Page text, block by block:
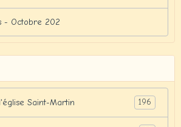
- Octobre 202
Saint-Martin 196